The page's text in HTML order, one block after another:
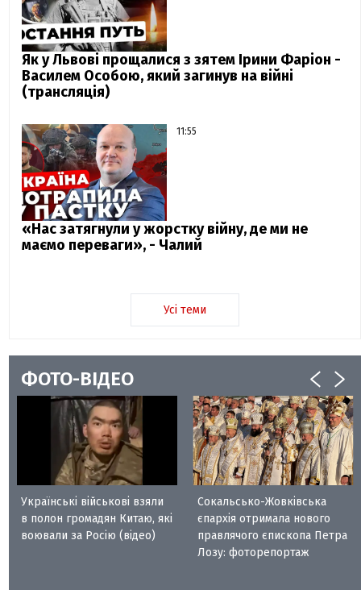
Як у Львові прощалися з зятем Ірини Фаріон -
Василем Особою, який загинув на війні
(трансляція)
11:55
«Нас затягнули у жорстку війну, де ми не
маємо переваги», - Чалий
Усі теми
ФОТО-ВІДЕО
Українські військові взяли
в полон громадян Китаю, які
воювали за Росію (відео)
Сокальсько-Жовківська
єпархія отримала нового
правлячого єпископа Петра
Лозу: фоторепортаж